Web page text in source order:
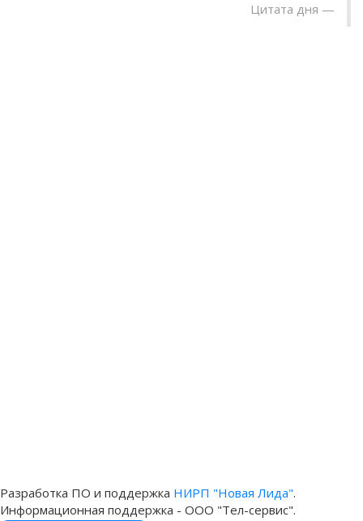
Цитата дня
Разработка ПО и поддержка НИРП "Новая Лида".
Информационная поддержка - ООО "Тел-сервис".